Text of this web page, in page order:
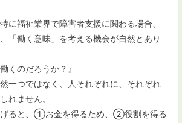
に福祉業界で障害者支援に関わる場合、
「働く意味」を考える機会が自然とあり
くのだろうか？』
一つではなく、人それぞれに、それぞれ
れません。
げると、①お金を得るため、②役割を得る